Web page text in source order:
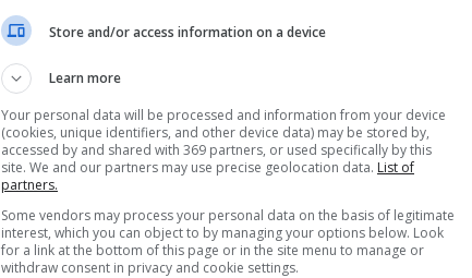
Store and/or access information on a device
Learn more
Your personal data will be processed and information from your device
(cookies, unique identifiers, and other device data) may be stored by,
accessed by and shared with 369 partners, or used specifically by this
site. We and our partners may use precise geolocation data. List of
partners.
Some vendors may process your personal data on the basis of legitimate
interest, which you can object to by managing your options below. Look
for a link at the bottom of this page or in the site menu to manage or
withdraw consent in privacy and cookie settings.